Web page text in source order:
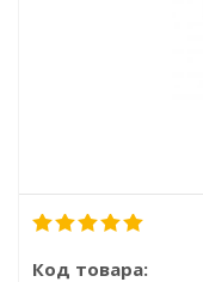
Код товара: